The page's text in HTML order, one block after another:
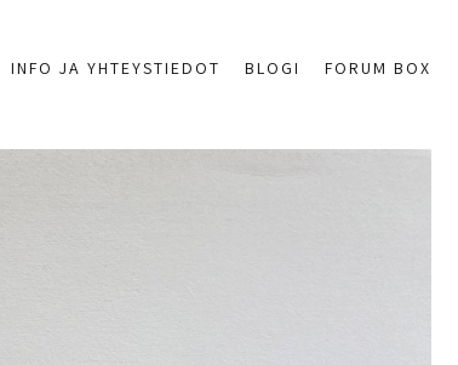
INFO JA YHTEYSTIEDOT BLOGI FORUM BOX